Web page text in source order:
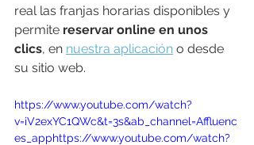
real las franjas horarias disponibles y
permite reservar online en unos
clics, en nuestra aplicación o desde
su sitio web.
https://www.youtube.com/watch?
v=iV2exYC1QWc&t=3s&ab_channel=Affluenc
es_apphttps://www.youtube.com/watch?